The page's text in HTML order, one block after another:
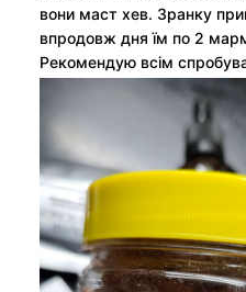
вони маст хев. Зранку
впродовж дня їм по 2
Рекомендую всім